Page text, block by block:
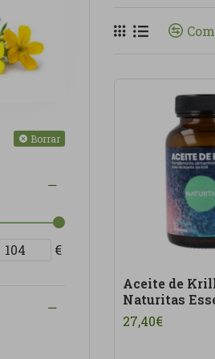
Borrar
€
productos de
necesidades:
En Linverd
Nuestra
calidad,
Aceite de
Naturitas
27,40€